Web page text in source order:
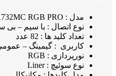
مدل : K732MC RGB PRO
نوع اتصال : با سیم – بی
تعداد کلید ها : 82 عدد
کاربری : گیمینگ –
نورپردازی : RGB
نوع سوئیچ : Liner